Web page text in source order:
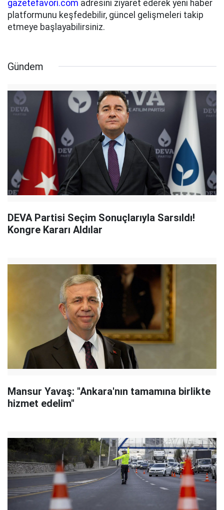
gazetefavori.com adresini ziyaret ederek yeni haber
platformunu keşfedebilir, güncel gelişmeleri takip
etmeye başlayabilirsiniz.
Gündem
DEVA Partisi Seçim Sonuçlarıyla Sarsıldı!
Kongre Kararı Aldılar
Mansur Yavaş: "Ankara'nın tamamına birlikte
hizmet edelim"